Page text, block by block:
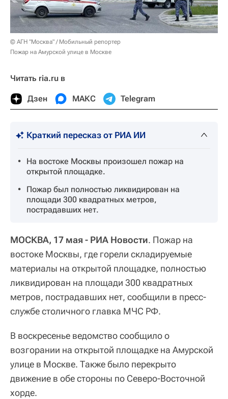
© АГН "Москва" / Мобильный репортер
Пожар на Амурской улице в Москве
Читать ria.ru в
Дзен МАКС Telegram
Краткий пересказ от РИА ИИ
На востоке Москвы произошел пожар на
открытой площадке.
Пожар был полностью ликвидирован на
площади 300 квадратных метров,
пострадавших нет.
МОСКВА, 17 мая - РИА Новости. Пожар на
востоке Москвы, где горели складируемые
материалы на открытой площадке, полностью
ликвидирован на площади 300 квадратных
метров, пострадавших нет, сообщили в пресс-
службе столичного главка МЧС РФ.
В воскресенье ведомство сообщило о
возгорании на открытой площадке на Амурской
улице в Москве. Также было перекрыто
движение в обе стороны по Северо-Восточной
хорде.